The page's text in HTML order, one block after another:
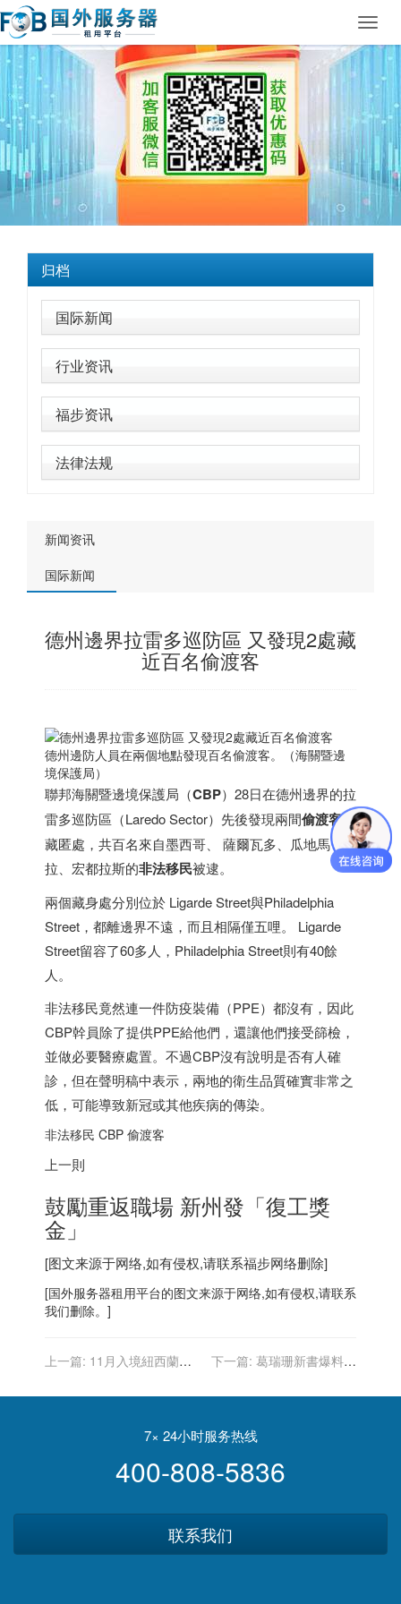
归档
国际新闻
行业资讯
福步资讯
法律法规
新闻资讯
国际新闻
德州邊界拉雷多巡防區 又發現2處藏
近百名偷渡客
德州邊防人員在兩個地點發現百名偷渡客。（海關暨邊
境保護局）
聯邦海關暨邊境保護局（CBP）28日在德州邊界的拉
雷多巡防區（Laredo Sector）先後發現兩間偷渡客的
藏匿處，共百名來自墨西哥、 薩爾瓦多、瓜地馬
拉、宏都拉斯的非法移民被逮。
兩個藏身處分別位於 Ligarde Street與Philadelphia
Street，都離邊界不遠，而且相隔僅五哩。 Ligarde
Street留容了60多人，Philadelphia Street則有40餘
人。
非法移民竟然連一件防疫裝備（PPE）都沒有，因此
CBP幹員除了提供PPE給他們，還讓他們接受篩檢，
並做必要醫療處置。不過CBP沒有說明是否有人確
診，但在聲明稿中表示，兩地的衛生品質確實非常之
低，可能導致新冠或其他疾病的傳染。
非法移民 CBP 偷渡客
上一則
鼓勵重返職場 新州發「復工獎
金」
[图文来源于网络,如有侵权,请联系福步网络删除]
[国外服务器租用平台的图文来源于网络,如有侵权,请联系
我们删除。]
上一篇: 11月入境紐西蘭須
端
下一篇: 葛瑞珊新書爆料：
福斯領高薪
7× 24小时服务热线
400-808-5836
联系我们